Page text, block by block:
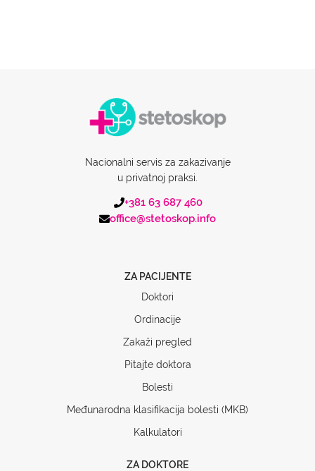
Nacionalni servis za zakazivanje
u privatnoj praksi.
+381 63 687 460
office@stetoskop.info
ZA PACIJENTE
Doktori
Ordinacije
Zakaži pregled
Pitajte doktora
Bolesti
Međunarodna klasifikacija bolesti (MKB)
Kalkulatori
ZA DOKTORE